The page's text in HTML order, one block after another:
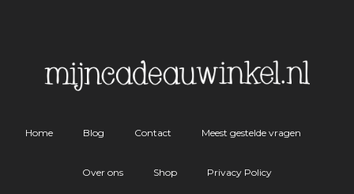
Home Blog Contact Meest gestelde vragen
Over ons Shop Privacy Policy